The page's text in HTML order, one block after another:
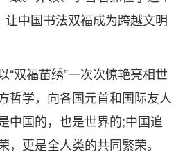
让中国书法双福成为跨越文明
福苗绣”一次次惊艳亮相世
哲学，向各国元首和国际友人
中国的，也是世界的;中国追
，更是全人类的共同繁荣。